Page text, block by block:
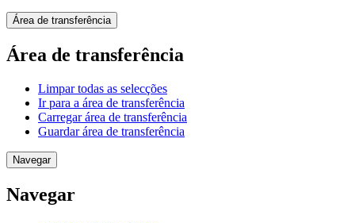
Área de transferência
Área de transferência
Limpar todas as selecções
Ir para a área de transferência
Carregar área de transferência
Guardar área de transferência
Navegar
Navegar